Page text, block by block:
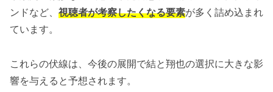
ンドなど、 視聴者が考察したくなる要素が多く詰め込まれ
ています。
これらの伏線は、今後の展開で結と翔也の選択に大きな影
響を与えると予想されます。